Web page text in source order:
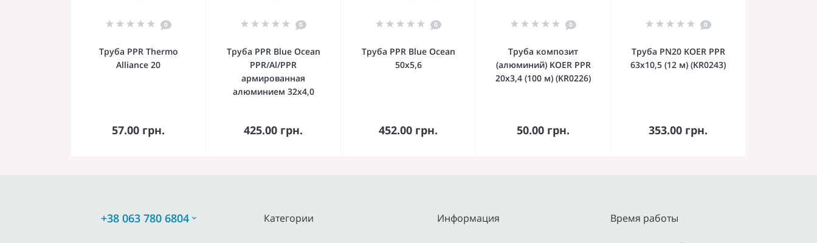
0
Труба PPR Thermo
Alliance 20
57.00 грн.
В корзину
0
Труба PPR Blue Ocean
PPR/Al/PPR
армированная
алюминием 32х4,0
425.00 грн.
В корзину
0
Труба PPR Blue Ocean
50х5,6
452.00 грн.
В корзину
0
Труба композит
(алюминий) KOER PPR
20x3,4 (100 м) (KR0226)
50.00 грн.
В корзину
0
Труба PN20 KOER PPR
63x10,5 (12 м) (KR0243)
353.00 грн.
В корзину
+38 063 780 6804 Категории Информация Время работы